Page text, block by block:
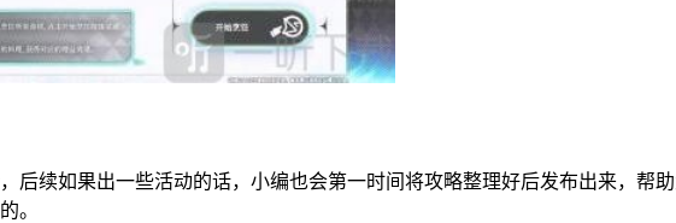
后续如果出一些活动的话，小编也会第一时间将攻略整理好后发布出来，帮
。